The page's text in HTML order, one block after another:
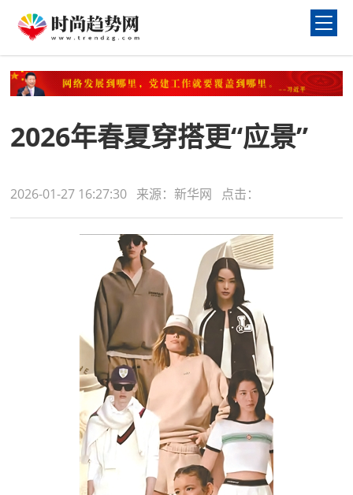
2026年春夏穿搭更“应景”
2026-01-27 16:27:30 来源：新华网 点击：